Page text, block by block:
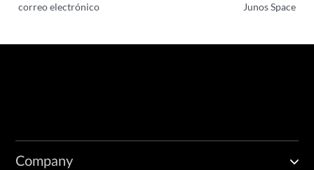
correo electrónico
Junos Space
Company